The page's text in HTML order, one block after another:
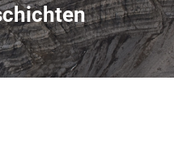
N
A
V